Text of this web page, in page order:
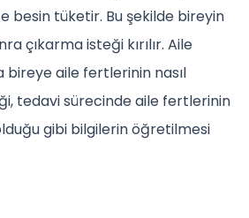
besin tüketir. Bu şekilde bireyin
çıkarma isteği kırılır. Aile
aile fertlerinin nasıl
tedavi sürecinde aile fertlerinin
gibi bilgilerin öğretilmesi